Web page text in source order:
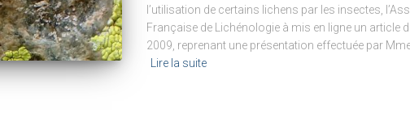
l’utilisation de certains lichens par les insectes,
Française de Lichénologie à mis en ligne un article
2009, reprenant une présentation effectuée par
Lire la suite